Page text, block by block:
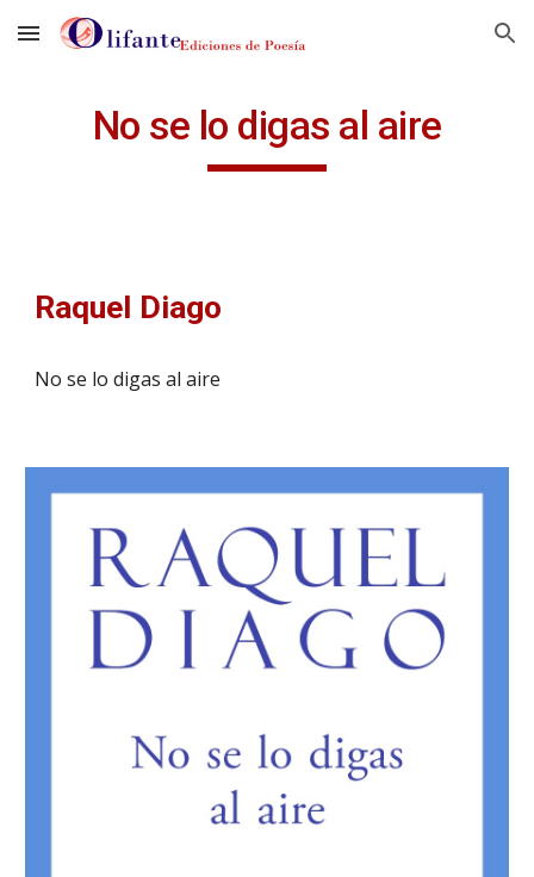
Skip to main content Skip to navigation
No se lo digas al aire
Raquel Diago
No se lo digas al aire